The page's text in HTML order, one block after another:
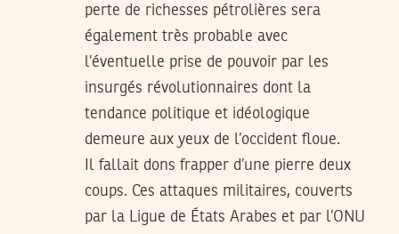
perte de richesses pétrolières sera
également très probable avec
l’éventuelle prise de pouvoir par les
insurgés révolutionnaires dont la
tendance politique et idéologique
demeure aux yeux de l’occident floue.
Il fallait dons frapper d’une pierre deux
coups. Ces attaques militaires, couverts
par la Ligue de États Arabes et par l’ONU